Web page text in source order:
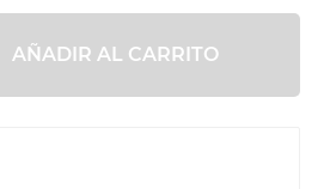
AÑADIR AL CARRITO